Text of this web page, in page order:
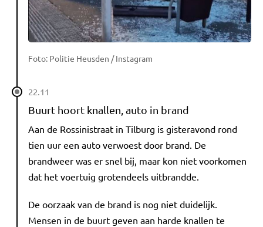
Foto: Politie Heusden / Instagram
22.11
Buurt hoort knallen, auto in brand
Aan de Rossinistraat in Tilburg is gisteravond rond
tien uur een auto verwoest door brand. De
brandweer was er snel bij, maar kon niet voorkomen
dat het voertuig grotendeels uitbrandde.
De oorzaak van de brand is nog niet duidelijk.
Mensen in de buurt geven aan harde knallen te